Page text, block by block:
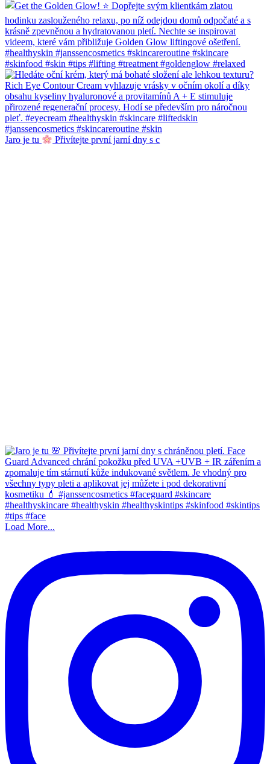
Jaro je tu Přivítejte první jarní dny s c
Load More...